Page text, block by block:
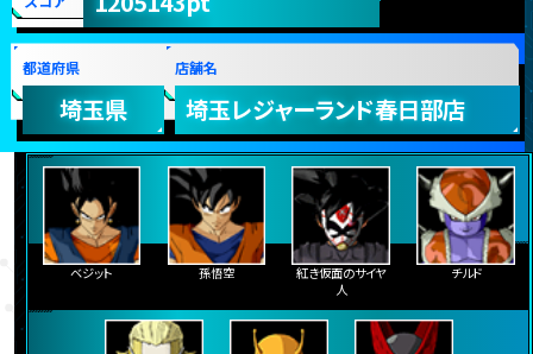
都道府県
埼玉県
店舗名
埼玉レジャーランド春日部店
ベジット 孫悟空
紅き仮面のサイヤ
人
チルド